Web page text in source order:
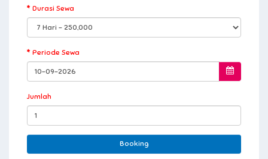
Durasi Sewa
Periode Sewa
Jumlah